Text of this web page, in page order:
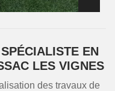
EN
LES VIGNES
des travaux de